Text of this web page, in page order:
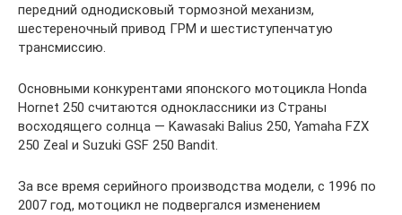
передний однодисковый тормозной механизм,
шестереночный привод ГРМ и шестиступенчатую
трансмиссию.
Основными конкурентами японского мотоцикла Honda
Hornet 250 считаются одноклассники из Страны
восходящего солнца — Kawasaki Balius 250, Yamaha FZX
250 Zeal и Suzuki GSF 250 Bandit.
За все время серийного производства модели, с 1996 по
2007 год, мотоцикл не подвергался изменением